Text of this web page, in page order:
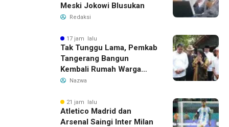
Meski Jokowi Blusukan
Redaksi
17 jam lalu
Tak Tunggu Lama, Pemkab
Tangerang Bangun
Kembali Rumah Warga
yang Roboh Akibat Puting
Nazwa
21 jam lalu
Atletico Madrid dan
Arsenal Saingi Inter Milan